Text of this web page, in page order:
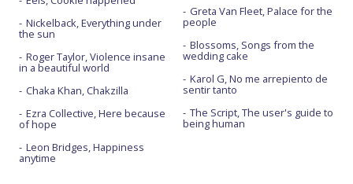
Nickelback, Everything under
the sun
Roger Taylor, Violence insane
in a beautiful world
Chaka Khan, Chakzilla
Ezra Collective, Here because
of hope
Leon Bridges, Happiness
anytime
Greta Van Fleet, Palace for the
people
Blossoms, Songs from the
wedding cake
Karol G, No me arrepiento de
sentir tanto
The Script, The user's guide to
being human